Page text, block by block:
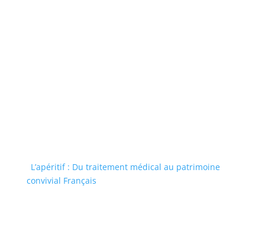
L’apéritif : Du traitement médical au patrimoine
convivial Français